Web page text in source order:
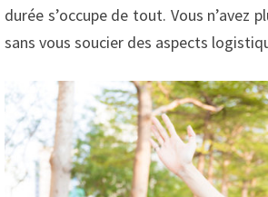
durée s’occupe de tout. Vous
sans vous soucier des aspects